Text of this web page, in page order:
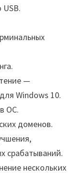
—
Windows 10.
ОС.
доменов.
срабатываний.
нескольких